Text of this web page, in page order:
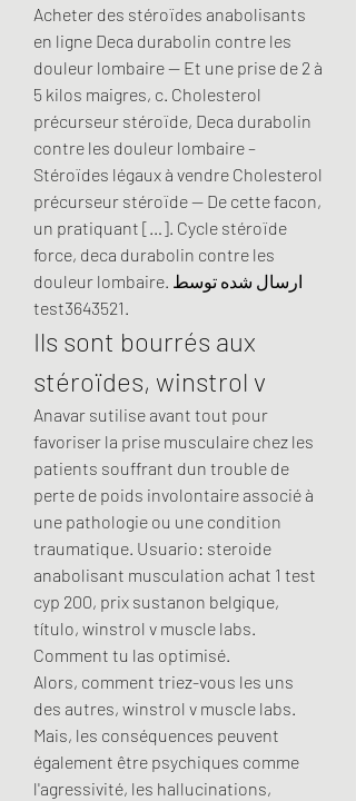
Acheter des stéroïdes anabolisants
en ligne Deca durabolin contre les
douleur lombaire -- Et une prise de 2 à
5 kilos maigres, c. Cholesterol
précurseur stéroïde, Deca durabolin
contre les douleur lombaire –
Stéroïdes légaux à vendre Cholesterol
précurseur stéroïde — De cette facon,
un pratiquant […]. Cycle stéroïde
force, deca durabolin contre les
douleur lombaire. ارسال شده توسط
test3643521.
Ils sont bourrés aux
stéroïdes, winstrol v
Anavar sutilise avant tout pour
favoriser la prise musculaire chez les
patients souffrant dun trouble de
perte de poids involontaire associé à
une pathologie ou une condition
traumatique. Usuario: steroide
anabolisant musculation achat 1 test
cyp 200, prix sustanon belgique,
título, winstrol v muscle labs.
Comment tu las optimisé.
Alors, comment triez-vous les uns
des autres, winstrol v muscle labs.
Mais, les conséquences peuvent
également être psychiques comme
l'agressivité, les hallucinations,